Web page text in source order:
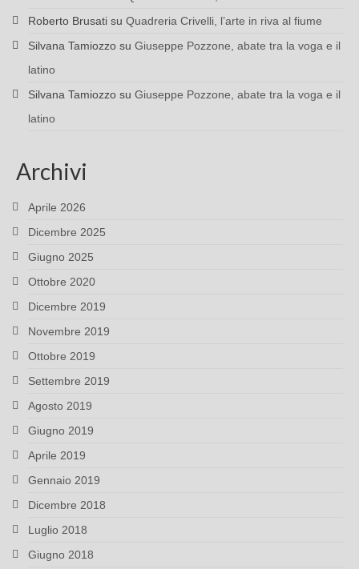
Roberto Brusati su Quadreria Crivelli, l’arte in riva al fiume
Silvana Tamiozzo su Giuseppe Pozzone, abate tra la voga e il
latino
Silvana Tamiozzo su Giuseppe Pozzone, abate tra la voga e il
latino
Archivi
Aprile 2026
Dicembre 2025
Giugno 2025
Ottobre 2020
Dicembre 2019
Novembre 2019
Ottobre 2019
Settembre 2019
Agosto 2019
Giugno 2019
Aprile 2019
Gennaio 2019
Dicembre 2018
Luglio 2018
Giugno 2018